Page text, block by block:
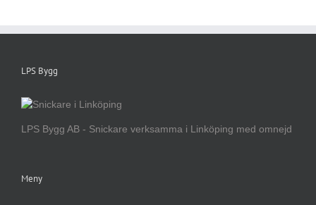
LPS Bygg
LPS Bygg AB - Snickare verksamma i Linköping med omnejd
Meny